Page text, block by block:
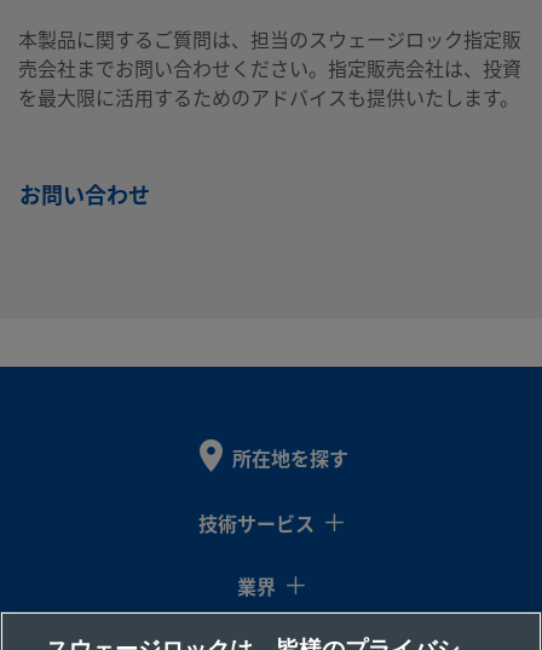
本製品に関するご質問は、担当のスウェージロック指定販
売会社までお問い合わせください。指定販売会社は、投資
を最大限に活用するためのアドバイスも提供いたします。
お問い合わせ
所在地を探す
技術サービス
業界